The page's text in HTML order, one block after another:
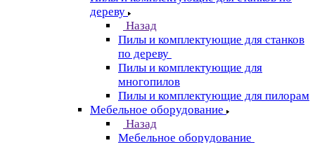
дереву
Назад
Пилы и комплектующие для станков
по дереву
Пилы и комплектующие для
многопилов
Пилы и комплектующие для пилорам
Мебельное оборудование
Назад
Мебельное оборудование